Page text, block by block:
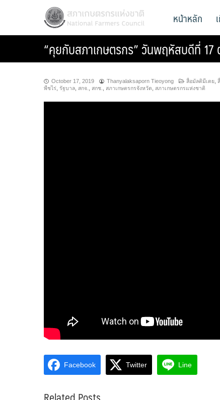
สภาเกษตรกรแห่งชาติ
National Farmers Council หน้าหลัก
“คุยกับสภาเกษตรกร” วันพฤหัสบดีที่
October 17, 2019 Thanyalaksaporn Tieoyong สื่อมัลติมีเดย
พืชไร่ รัฐบาล สกจ. สกช. สภาเกษตรกรจังหวัด สภาเกษตรกรแห่งชาติ
Facebook Twitter Line